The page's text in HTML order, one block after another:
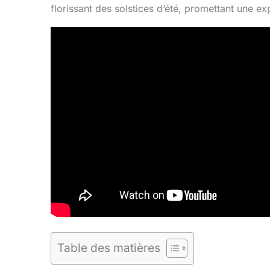
florissant des solstices d’été, promettant une
Table des matières